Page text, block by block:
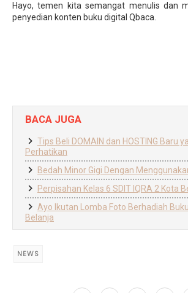
Hayo, temen kita semangat menulis dan
penyedian konten buku digital Qbaca.
BACA JUGA
Tips Beli DOMAIN dan HOSTING Baru
Perhatikan
Bedah Minor Gigi Dengan
Perpisahan Kelas 6 SDIT IQRA 2 Kota
Ayo Ikutan Lomba Foto Berhadiah
Belanja
NEWS